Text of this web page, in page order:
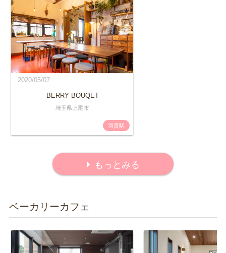
2020/05/07
BERRY BOUQET
埼玉県上尾市
羽貫駅
もっとみる
ベーカリーカフェ